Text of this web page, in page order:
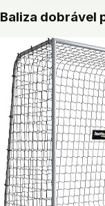
Baliza dobrável